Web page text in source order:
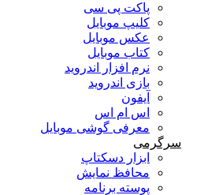
پاکت پی سی
کلیپ موبایل
عکس موبایل
کتاب موبایل
نرم افزار اندروید
بازی اندروید
آیفون
اس ام اس
معرفی گوشی موبایل
سرگرمی
ابزار دسکتاپ
محافظ نمایش
پوسته برنامه